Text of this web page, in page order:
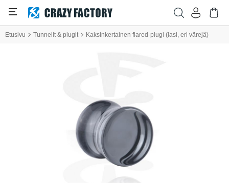
Etusivu Tunnelit & plugit Kaksinkertainen flared-plugi (lasi, eri värejä)